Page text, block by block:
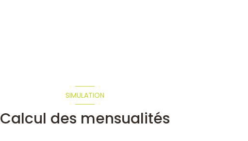
SIMULATION
Calcul des mensualités